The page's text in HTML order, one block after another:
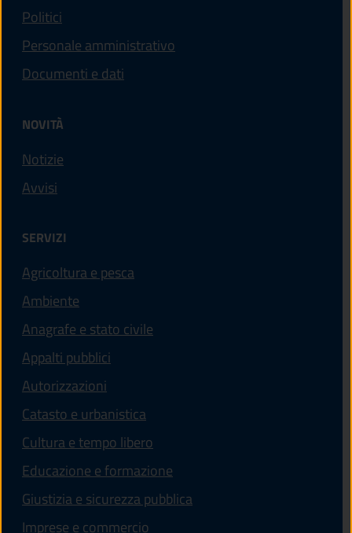
Politici
Personale amministrativo
Documenti e dati
NOVITÀ
Notizie
Avvisi
SERVIZI
Agricoltura e pesca
Ambiente
Anagrafe e stato civile
Appalti pubblici
Autorizzazioni
Catasto e urbanistica
Cultura e tempo libero
Educazione e formazione
Giustizia e sicurezza pubblica
Imprese e commercio